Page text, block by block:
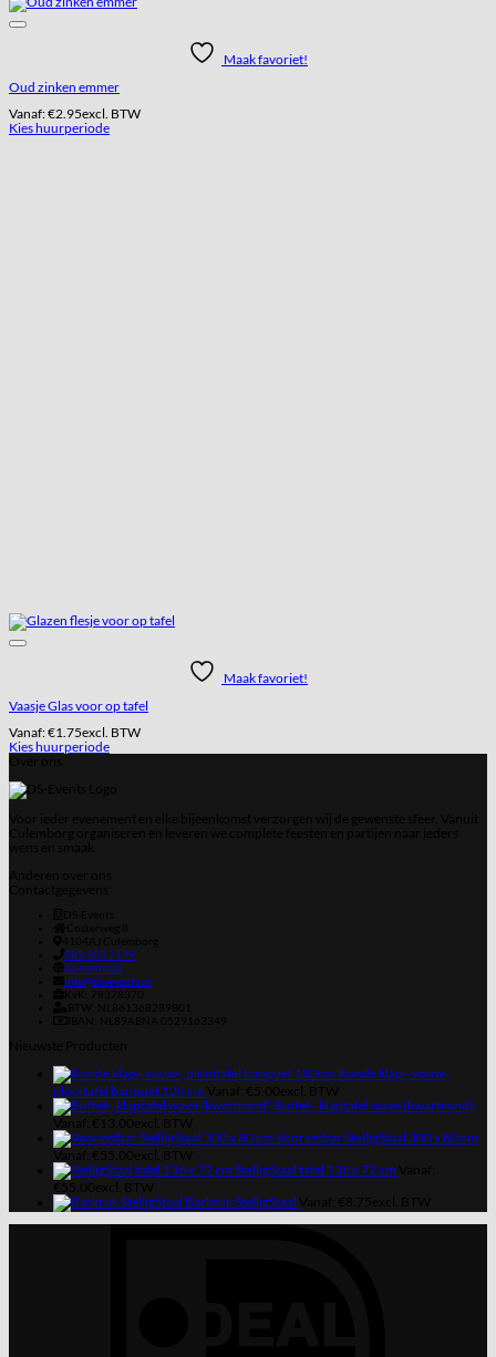
Maak favoriet!
Oud zinken emmer
Vanaf:€2.95excl. BTW
Kies huurperiode
Maak favoriet!
Vaasje Glas voor op tafel
Vanaf:€1.75excl. BTW
Kies huurperiode
085 303 7179
ds-events.nl
info@ds-events.nl
Ronde klap-, vouw-,
plooitafel banquet 120 cm
Buffet-, klaptafel wave (kwartrond)
Voorzetbar StelligStaal 300 x 80 cm
StelligStaal tafel 136 x 72 cm
Barkruk StelligStaal